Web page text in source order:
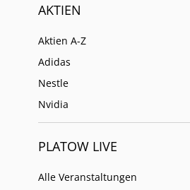
AKTIEN
Aktien A-Z
Adidas
Nestle
Nvidia
PLATOW LIVE
Alle Veranstaltungen